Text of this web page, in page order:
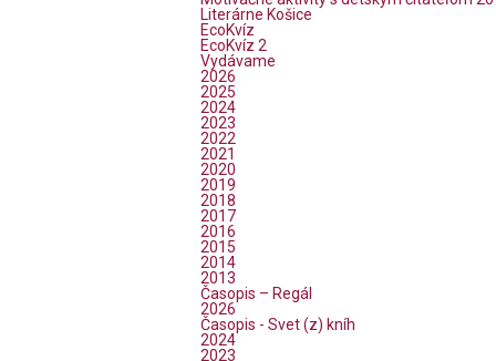
Literárne Košice
EcoKvíz
EcoKvíz 2
Vydávame
2026
2025
2024
2023
2022
2021
2020
2019
2018
2017
2016
2015
2014
2013
Časopis – Regál
2026
Časopis - Svet (z) kníh
2024
2023